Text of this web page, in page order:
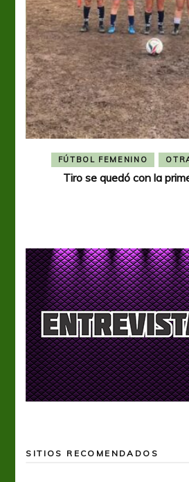
FÚTBOL FEMENINO
Tiro se quedó con la
SITIOS RECOMENDADOS